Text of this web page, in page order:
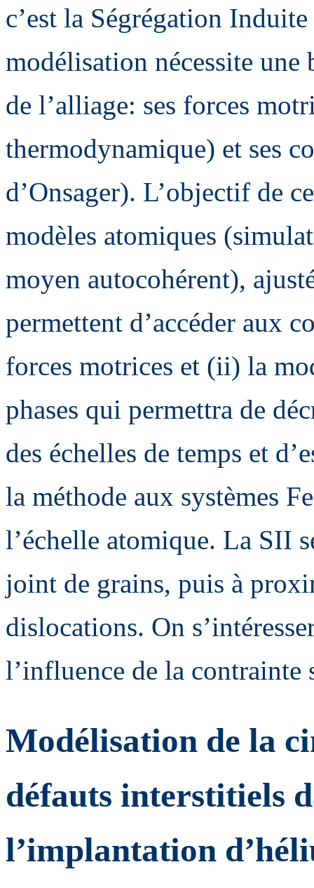
c’est la Ségrégation
modélisation nécessite
de l’alliage: ses forces
thermodynamique) et ses
d’Onsager). L’objectif de
modèles atomiques
moyen autocohérent),
permettent d’accéder aux
forces motrices et (ii) la
phases qui permettra de
des échelles de temps et
la méthode aux systèmes
l’échelle atomique. La SII
joint de grains, puis à
dislocations. On
l’influence de la contrainte
Modélisation de la
défauts interstitiels
l’implantation